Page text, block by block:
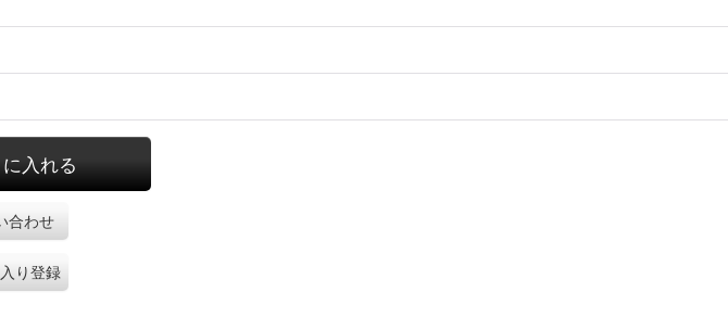
入れる
合わせ
り登録